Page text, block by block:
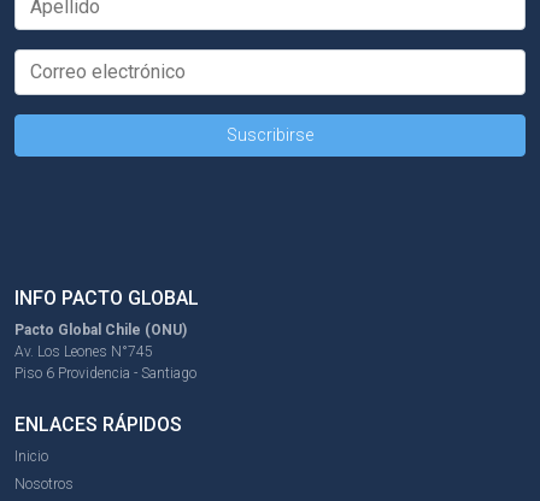
INFO PACTO GLOBAL
Pacto Global Chile (ONU)
Av. Los Leones N°745
Piso 6 Providencia - Santiago
ENLACES RÁPIDOS
Inicio
Nosotros